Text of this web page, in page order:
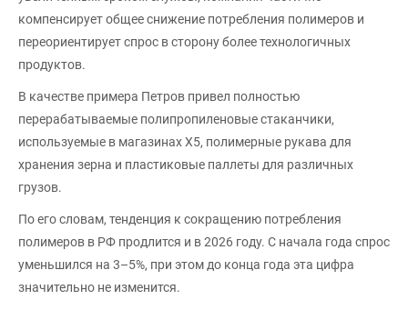
компенсирует общее снижение потребления полимеров и
переориентирует спрос в сторону более технологичных
продуктов.
В качестве примера Петров привел полностью
перерабатываемые полипропиленовые стаканчики,
используемые в магазинах X5, полимерные рукава для
хранения зерна и пластиковые паллеты для различных
грузов.
По его словам, тенденция к сокращению потребления
полимеров в РФ продлится и в 2026 году. С начала года спрос
уменьшился на 3–5%, при этом до конца года эта цифра
значительно не изменится.